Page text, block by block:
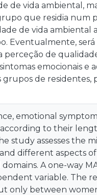
de vida ambiental,
que residia num
de vida ambiental
Eventualmente, será
perceção de
emocionais e
de residentes,
emotional
to their
study assesses the
different aspects
A one-way
variable. The
only between